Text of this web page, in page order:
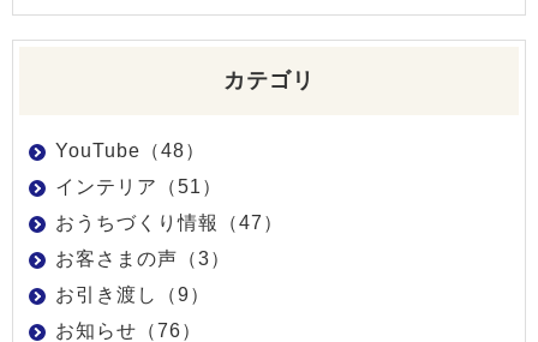
カテゴリ
YouTube（48）
インテリア（51）
おうちづくり情報（47）
お客さまの声（3）
お引き渡し（9）
お知らせ（76）